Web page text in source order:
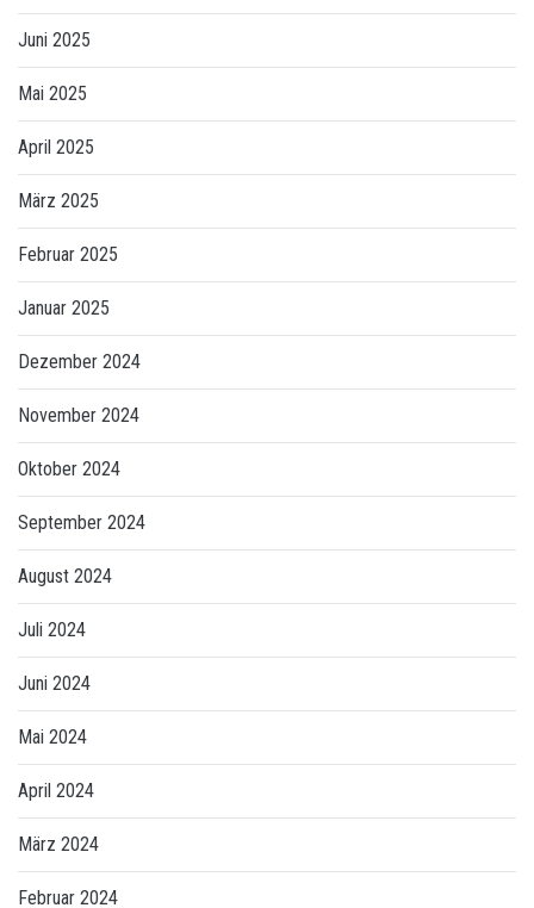
Juni 2025
Mai 2025
April 2025
März 2025
Februar 2025
Januar 2025
Dezember 2024
November 2024
Oktober 2024
September 2024
August 2024
Juli 2024
Juni 2024
Mai 2024
April 2024
März 2024
Februar 2024